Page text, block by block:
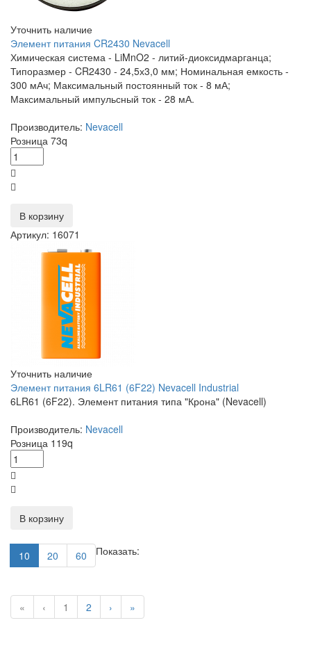
Уточнить наличие
Элемент питания CR2430 Nevacell
Химическая система - LiMnO2 - литий-диоксидмарганца;
Типоразмер - CR2430 - 24,5х3,0 мм; Номинальная емкость -
300 мАч; Максимальный постоянный ток - 8 мА;
Максимальный импульсный ток - 28 мА.
Производитель: Nevacell
Розница 73q
В корзину
Артикул: 16071
Уточнить наличие
Элемент питания 6LR61 (6F22) Nevacell Industrial
6LR61 (6F22). Элемент питания типа "Крона" (Nevacell)
Производитель: Nevacell
Розница 119q
В корзину
Показать:
10 20 60
« ‹ 1 2 › »